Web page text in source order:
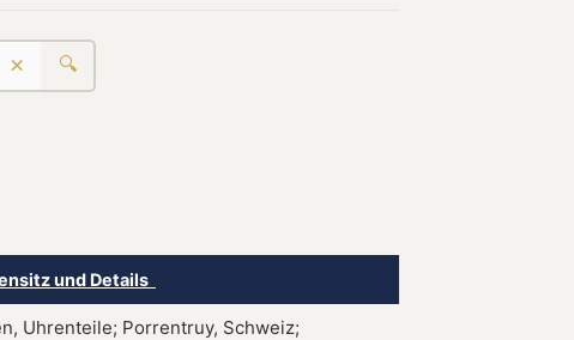
× 🔍
und Details
Uhrenteile; Porrentruy, Schweiz;